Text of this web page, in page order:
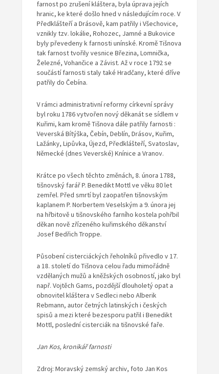
farnost po zrušení kláštera, byla úprava jejích
hranic, ke které došlo hned v následujícím roce. V
Předklášteří a Drásově, kam patřily i Všechovice,
vznikly tzv. lokálie, Rohozec, Jamné a Bukovice
byly převedeny k farnosti unínské. Kromě Tišnova
tak farnost tvořily vesnice Březina, Lomnička,
Železné, Vohančice a Závist. Až v roce 1792 se
součástí farnosti staly také Hradčany, které dříve
patřily do Čebína.
V rámci administrativní reformy církevní správy
byl roku 1786 vytvořen nový děkanát se sídlem v
Kuřimi, kam kromě Tišnova dále patřily farnosti :
Veverská Bítýška, Čebín, Deblín, Drásov, Kuřim,
Lažánky, Lipůvka, Újezd, Předklášteří, Svatoslav,
Německé (dnes Veverské) Knínice a Vranov.
Krátce po všech těchto změnách, 8. února 1788,
tišnovský farář P. Benedikt Mottl ve věku 80 let
zemřel. Před smrtí byl zaopatřen tišnovským
kaplanem P. Norbertem Veselským a 9. února jej
na hřbitově u tišnovského farního kostela pohřbil
děkan nově zřízeného kuřimského děkanství
Josef Bedřich Troppe.
Působení cisterciáckých řeholníků přivedlo v 17.
a 18. století do Tišnova celou řadu mimořádně
vzdělaných mužů a kněžských osobností, jako byl
např. Vojtěch Gams, pozdější dlouholetý opat a
obnovitel kláštera v Sedleci nebo Alberik
Rebmann, autor četných latinských i českých
spisů a mezi které bezesporu patřil i Benedikt
Mottl, poslední cisterciák na tišnovské faře.
Jan Kos, kronikář farnosti
Zdroj: Moravský zemský archiv, foto Jan Kos